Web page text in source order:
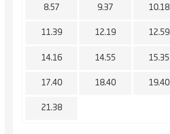
8.57 9.37 10.18
11.39 12.19 12.59
14.16 14.55 15.35
17.40 18.40 19.40
21.38